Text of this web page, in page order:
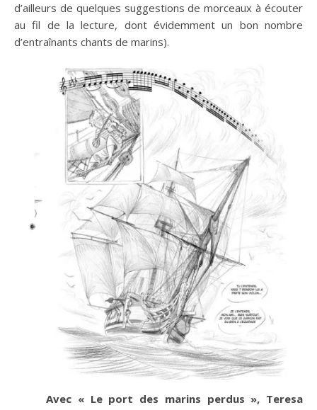
d’ailleurs de quelques suggestions de morceaux à écouter
au fil de la lecture, dont évidemment un bon nombre
d’entraînants chants de marins).
Avec « Le port des marins perdus », Teresa